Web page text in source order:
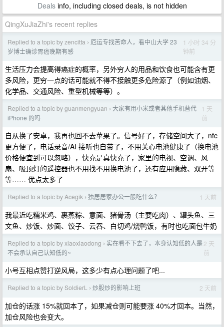
Dealsinfo, including closed deals, is not hidden
QingXuJiaZhi's recent replies
Replied to a topic by zencitta › 厄运专找苦命人，看中山大学 23
岁博士确诊胃癌晚期有感
1 小时 34 分
钟前
生活压力会提高得癌症的概率，另外穷人的用品和饮食也可能含有更
多风险，更穷一点的话可能就不得不接触更多危险源了（例如油烟、
化学品、交通风险、重型机械等等）。
Replied to a topic by guanmengyuan › 大家有用小米或者其他手机替代
iPhone 的吗
1 天
前
自从换了安卓，我再也回不去苹果了。信号好了，存储空间大了，nfc
更方便了，电话录音/AI 接听也自带了，不用关心电池健康了（换电池
价格便宜到可以忽略），快充是真快充了，家里的电视、空调、风
扇、吸顶灯的遥控器也不用找不用换电池了，还有应用隐藏、双开等
等…… 优点太多了
Replied to a topic by Acegik › 独居居家办公一般吃什么？ 1 天前
我最近吃糯米鸡、裹蒸粽、意面、猪骨汤（主要吃肉）、罐头鱼、三
文鱼、炒饭、炒面、饺子、云吞、白切鸡/烧鸭饭，有时也吃面包牛奶
Replied to a topic by xiaoxiaodong › 实在看不下去了，本身认知低的人是
不会承认自己认知低的~
2 天
前
小号互相点赞打逆风局，这多少有点心理问题了吧...
Replied to a topic by SoldierL › 炒股炒的影响上班 2 天前
加仓的话涨 15%就回本了，如果减仓则可能要涨 40%才回本。当然，
加仓风险也会变大。